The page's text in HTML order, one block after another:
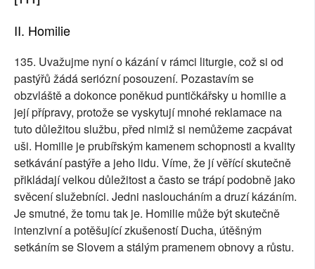
II. Homilie
135. Uvažujme nyní o kázání v rámci liturgie, což si od
pastýřů žádá seriózní posouzení. Pozastavím se
obzvláště a dokonce poněkud puntičkářsky u homilie a
její přípravy, protože se vyskytují mnohé reklamace na
tuto důležitou službu, před nimiž si nemůžeme zacpávat
uši. Homilie je prubířským kamenem schopnosti a kvality
setkávání pastýře a jeho lidu. Víme, že jí věřící skutečně
přikládají velkou důležitost a často se trápí podobně jako
svěcení služebníci. Jedni nasloucháním a druzí kázáním.
Je smutné, že tomu tak je. Homilie může být skutečně
intenzivní a potěšující zkušeností Ducha, útěšným
setkáním se Slovem a stálým pramenem obnovy a růstu.